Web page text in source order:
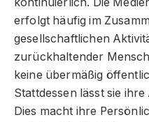
erfolgt häufig im
gesellschaftlichen
zurückhaltender
keine übermäßig
Stattdessen lässt sie
Dies macht ihre